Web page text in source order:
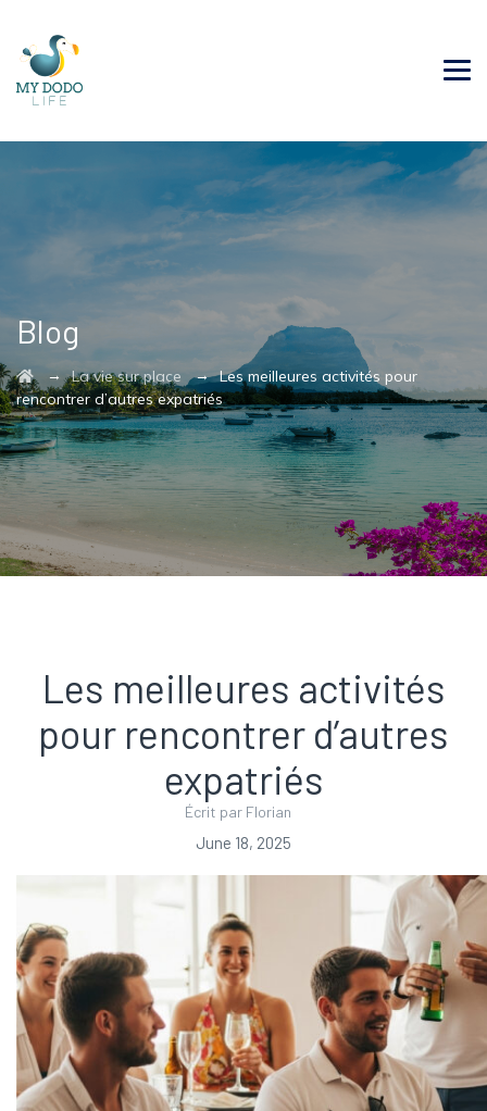
Blog
→La vie sur place →Les meilleures activités pour
rencontrer d’autres expatriés
Les meilleures activités
pour rencontrer d’autres
expatriés
Écrit par Florian
June 18, 2025